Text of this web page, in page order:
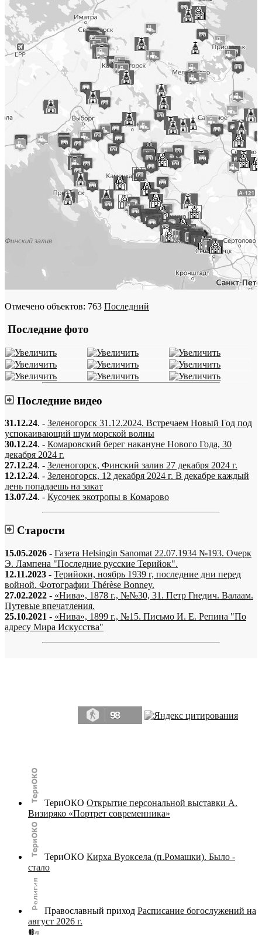
Отмечено объектов: 763 Последний
Последние фото
Последние видео
31.12.24. - Зеленогорск 31.12.2024. Встречаем Новый Год под
успокаивающий шум морской волны
30.12.24. - Комаровский берег накануне Нового Года, 30
декабря 2024 г.
27.12.24. - Зеленогорск, Финский залив 27 декабря 2024 г.
12.12.24. - Зеленогорск, 12 декабря 2024 г. В декабре каждый
день попадаешь на закат
13.07.24. - Кусочек экотропы в Комарово
Старости
15.05.2026 - Газета Helsingin Sanomat 22.07.1934 №193. Очерк
Э. Лампена "Последние русские Терийок".
12.11.2023 - Терийоки, ноябрь 1939 г, последние дни перед
войной. Фотографии Thérèse Bonney.
27.02.2022 - «Нива», 1878 г., №№30, 31. Петр Гнедич. Валаам.
Путевые впечатления.
25.10.2021 - «Нива», 1899 г., №15. Письмо И. Е. Репина "По
адресу Мира Искусства"
98
ТериОКО Открытие персональной выставки А.
Визиряко «Портрет современника»
ТериОКО Кирха Вуоксела (п.Ромашки). Было -
стало
Православный приход Расписание богослужений на
август 2026 г.